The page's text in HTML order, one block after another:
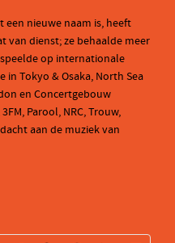
nieuwe naam is, heeft
van dienst; ze behaalde meer
op internationale
in Tokyo & Osaka, North Sea
en Concertgebouw
Parool, NRC, Trouw,
aan de muziek van